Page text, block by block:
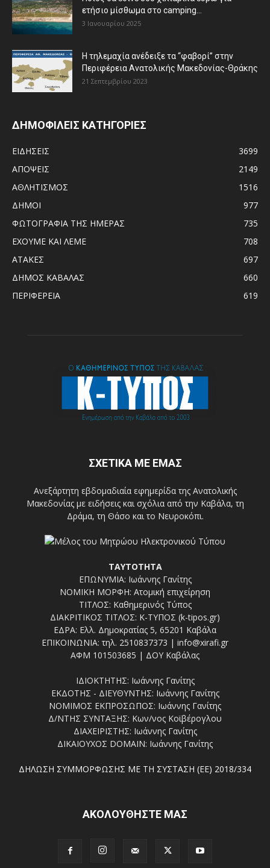
ετήσιο μίσθωμα στο camping...
3 Ιανουαρίου 2025
Η τηλεμαχία ανέδειξε τα “φαβορί” στην
Περιφέρεια Ανατολικής Μακεδονίας-Θράκης
21 Σεπτεμβρίου 2023
ΔΗΜΟΦΙΛΕΙΣ ΚΑΤΗΓΟΡΙΕΣ
ΕΙΔΗΣΕΙΣ
3699
ΑΠΟΨΕΙΣ
2149
ΑΘΛΗΤΙΣΜΟΣ
1516
ΔΗΜΟΙ
977
ΦΩΤΟΓΡΑΦΙΑ ΤΗΣ ΗΜΕΡΑΣ
735
ΕΧΟΥΜΕ ΚΑΙ ΛΕΜΕ
708
ΑΤΑΚΕΣ
697
ΔΗΜΟΣ ΚΑΒΑΛΑΣ
660
ΠΕΡΙΦΕΡΕΙΑ
619
ΣΧΕΤΙΚΑ ΜΕ ΕΜΑΣ
Ανεξάρτητη εβδομαδιαία εφημερίδα της Ανατολικής
Μακεδονίας με ειδήσεις και σχόλια από την Καβάλα, τη
Δράμα, τη Θάσο και το Νευροκόπι.
ΤΑΥΤΟΤΗΤΑ
ΕΠΩΝΥΜΙΑ: Ιωάννης Γανίτης
ΝΟΜΙΚΗ ΜΟΡΦΗ: Ατομική επιχείρηση
ΤΙΤΛΟΣ: Καθημερινός Τύπος
ΔΙΑΚΡΙΤΙΚΟΣ ΤΙΤΛΟΣ: Κ-ΤΥΠΟΣ (k-tipos.gr)
ΕΔΡΑ: Ελλ. Δημοκρατίας 5, 65201 Καβάλα
ΕΠΙΚΟΙΝΩΝΙΑ: τηλ. 2510837373 | info@xirafi.gr
ΑΦΜ 101503685 | ΔΟΥ Καβάλας
ΙΔΙΟΚΤΗΤΗΣ: Ιωάννης Γανίτης
ΕΚΔΟΤΗΣ - ΔΙΕΥΘΥΝΤΗΣ: Ιωάννης Γανίτης
ΝΟΜΙΜΟΣ ΕΚΠΡΟΣΩΠΟΣ: Ιωάννης Γανίτης
Δ/ΝΤΗΣ ΣΥΝΤΑΞΗΣ: Κων/νος Κοϊβέρογλου
ΔΙΑΧΕΙΡΙΣΤΗΣ: Ιωάννης Γανίτης
ΔΙΚΑΙΟΥΧΟΣ DOMAIN: Ιωάννης Γανίτης
ΔΗΛΩΣΗ ΣΥΜΜΟΡΦΩΣΗΣ ΜΕ ΤΗ ΣΥΣΤΑΣΗ (ΕΕ) 2018/334
ΑΚΟΛΟΥΘΗΣΤΕ ΜΑΣ